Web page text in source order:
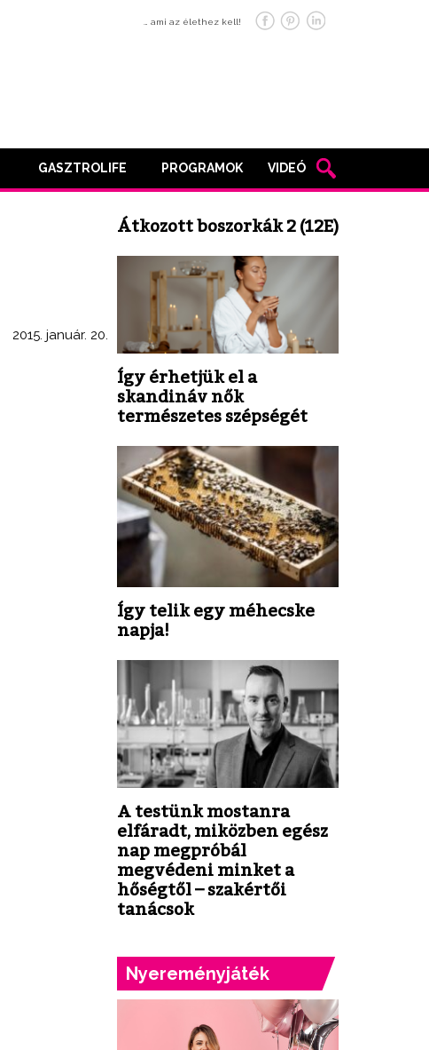
… ami az élethez kell!
GASZTROLIFE PROGRAMOK VIDEÓ
2015. január. 20.
Átkozott boszorkák 2 (12E)
Így érhetjük el a
skandináv nők
természetes szépségét
Így telik egy méhecske
napja!
A testünk mostanra
elfáradt, miközben egész
nap megpróbál
megvédeni minket a
hőségtől – szakértői
tanácsok
Nyereményjáték